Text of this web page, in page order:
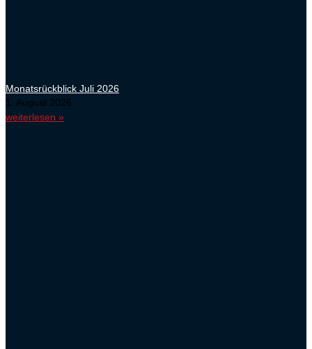
Monatsrückblick Juli 2026
1. August 2026
weiterlesen »